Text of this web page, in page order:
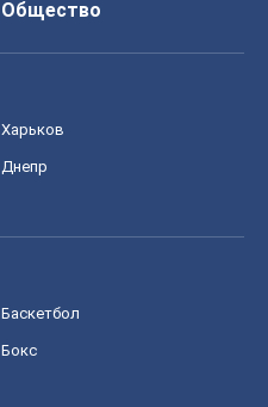
Общество
Харьков
Днепр
Баскетбол
Бокс